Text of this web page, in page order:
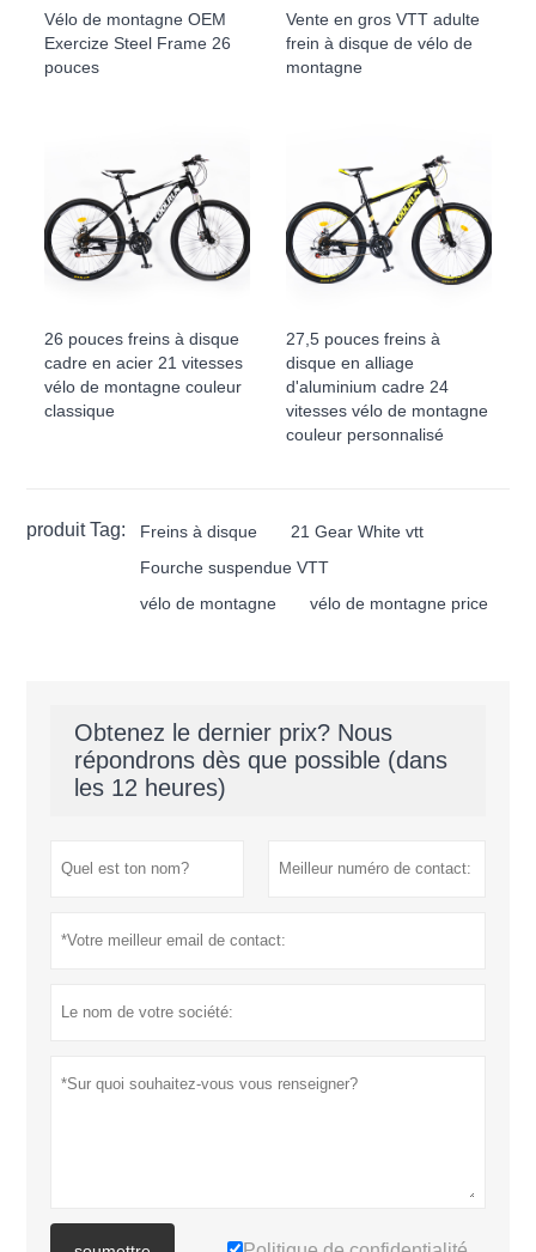
Vélo de montagne OEM
Exercize Steel Frame 26
pouces
Vente en gros VTT adulte
frein à disque de vélo de
montagne
26 pouces freins à disque
cadre en acier 21 vitesses
vélo de montagne couleur
classique
27,5 pouces freins à
disque en alliage
d'aluminium cadre 24
vitesses vélo de montagne
couleur personnalisé
produit Tag: Freins à disque
21 Gear White vtt
Fourche suspendue VTT
vélo de montagne
vélo de montagne price
Obtenez le dernier prix? Nous
répondrons dès que possible (dans
les 12 heures)